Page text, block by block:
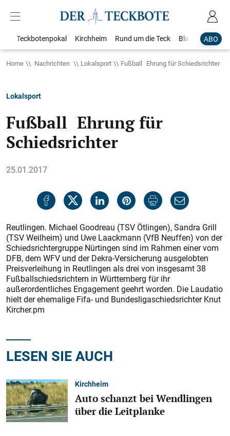
ABO
Teckbotenpokal Kirchheim Rund um die Teck Blaulicht
Home Nachrichten Lokalsport Fußball Ehrung für Schiedsrichter
Lokalsport
Fußball Ehrung für
Schiedsrichter
25.01.2017
Reutlingen. Michael Good­reau (TSV Ötlingen), Sandra Grill
(TSV Weilheim) und Uwe Laackmann (VfB Neuffen) von der
Schiedsrichtergruppe Nürtingen sind im Rahmen einer vom
DFB, dem WFV und der Dekra-Versicherung ausgelobten
Preisverleihung in Reutlingen als drei von insgesamt 38
Fußballschiedsrichtern in Württemberg für ihr
außerordentliches Engagement geehrt worden. Die Laudatio
hielt der ehemalige Fifa- und Bundesligaschiedsrichter Knut
Kircher.pm
LESEN SIE AUCH
Kirchheim
Auto schanzt bei Wendlingen
über die Leitplanke